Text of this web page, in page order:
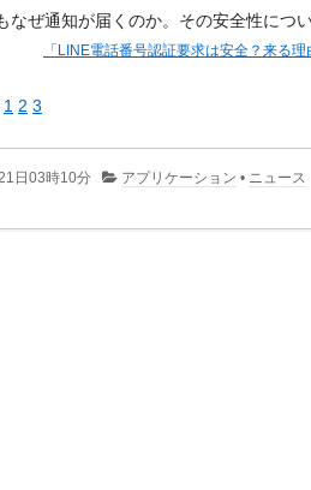
なぜ通知が届くのか。その安全性につ
「LINE電話番号認証要求は安全？来る
1 2 3
日03時10分 アプリケーション • ニュース